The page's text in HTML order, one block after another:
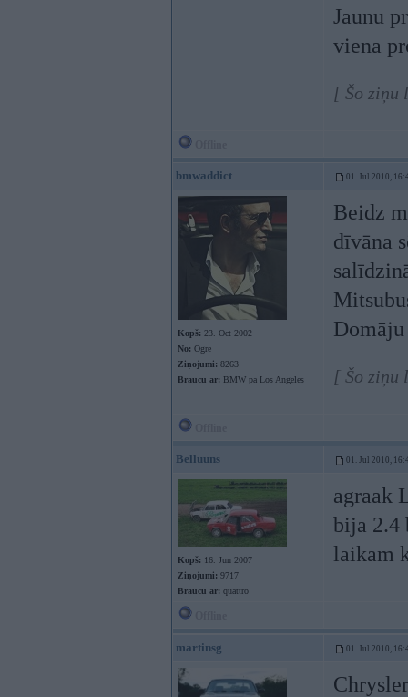
Jaunu
viena
[ Šo ziņu
bmwaddict 01. Jul 2010,
Kopš: 23. Oct 2002
No: Ogre
Ziņojumi: 8263
Braucu ar: BMW pa Los Angeles
Beidz
dīvāna
[ Šo ziņu
Belluuns 01. Jul 2010,
Kopš: 16. Jun 2007
Ziņojumi: 9717
Braucu ar: quattro
agraak
bija 2.4
laikam
martinsg 01. Jul 2010,